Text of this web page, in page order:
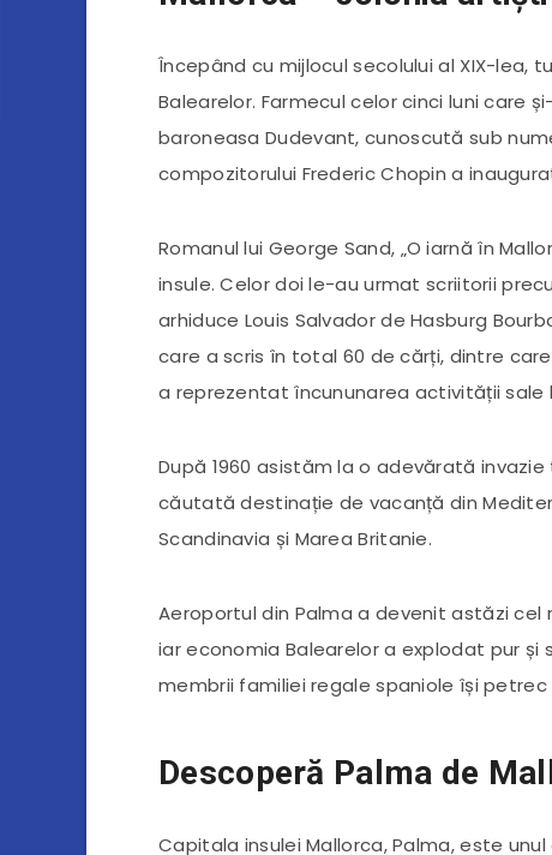
Începând cu mijlocul secolului al XIX-lea,
Balearelor. Farmecul celor cinci luni care
baroneasa Dudevant, cunoscută sub
compozitorului Frederic Chopin a
Romanul lui George Sand, „O iarnă în
insule. Celor doi le-au urmat scriitorii
arhiduce Louis Salvador de Hasburg
care a scris în total 60 de cărți, dintre
a reprezentat încununarea activității sale
După 1960 asistăm la o adevărată
căutată destinație de vacanță din
Scandinavia și Marea Britanie.
Aeroportul din Palma a devenit astăzi
iar economia Balearelor a explodat pur și
membrii familiei regale spaniole își petrec
Descoperă Palma de
Capitala insulei Mallorca, Palma, este